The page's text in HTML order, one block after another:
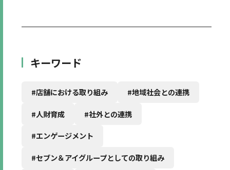
キーワード
#店舗における取り組み #地域社会との連携
#人財育成 #社外との連携
#エンゲージメント
#セブン＆アイグループとしての取り組み